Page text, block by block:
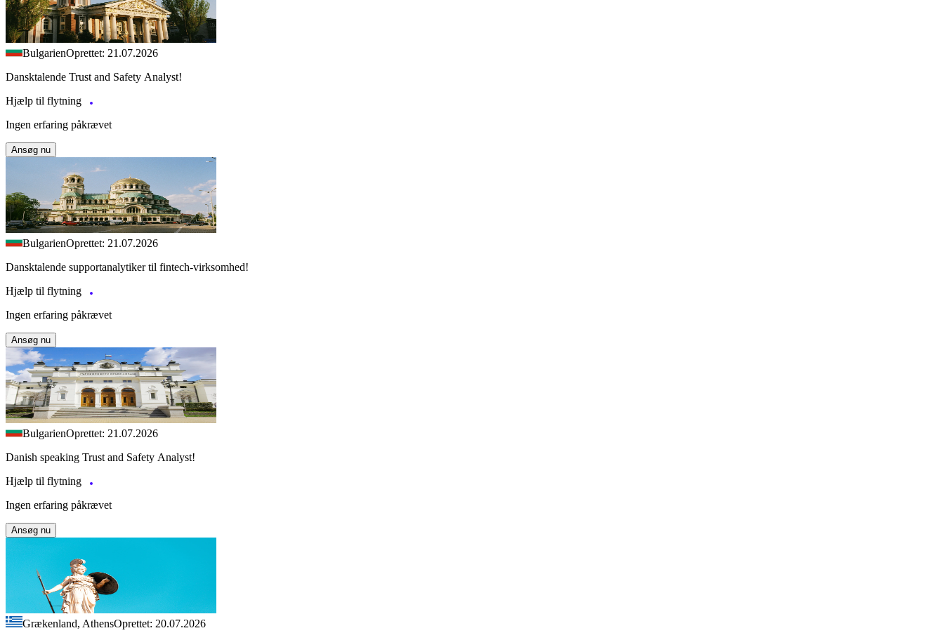
BulgarienOprettet: 21.07.2026
Dansktalende Trust and Safety Analyst!
Hjælp til flytning
Ingen erfaring påkrævet
Ansøg nu
BulgarienOprettet: 21.07.2026
Dansktalende supportanalytiker til fintech-virksomhed!
Hjælp til flytning
Ingen erfaring påkrævet
Ansøg nu
BulgarienOprettet: 21.07.2026
Danish speaking Trust and Safety Analyst!
Hjælp til flytning
Ingen erfaring påkrævet
Ansøg nu
Grækenland, AthensOprettet: 20.07.2026